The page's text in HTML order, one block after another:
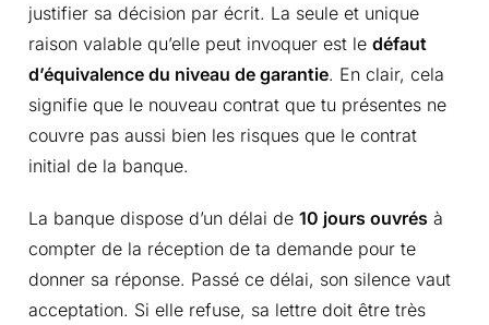
justifier sa décision par écrit. La seule et unique
raison valable qu’elle peut invoquer est ledéfaut
d’équivalence du niveau de garantie. En clair, cela
signifie que le nouveau contrat que tu présentes ne
couvre pas aussi bien les risques que le contrat
initial de la banque.
La banque dispose d’un délai de10 jours ouvrés à
compter de la réception de ta demande pour te
donner sa réponse. Passé ce délai, son silence vaut
acceptation. Si elle refuse, sa lettre doit être très